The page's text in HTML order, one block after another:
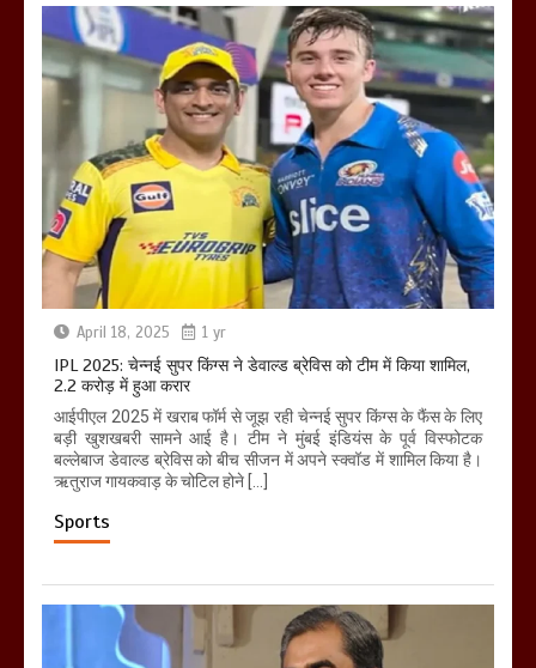
April 18, 2025 1 yr
IPL 2025: चेन्नई सुपर किंग्स ने डेवाल्ड ब्रेविस को टीम में किया शामिल,
2.2 करोड़ में हुआ करार
आईपीएल 2025 में खराब फॉर्म से जूझ रही चेन्नई सुपर किंग्स के फैंस के लिए
बड़ी खुशखबरी सामने आई है। टीम ने मुंबई इंडियंस के पूर्व विस्फोटक
बल्लेबाज डेवाल्ड ब्रेविस को बीच सीजन में अपने स्क्वॉड में शामिल किया है।
ऋतुराज गायकवाड़ के चोटिल होने […]
Sports